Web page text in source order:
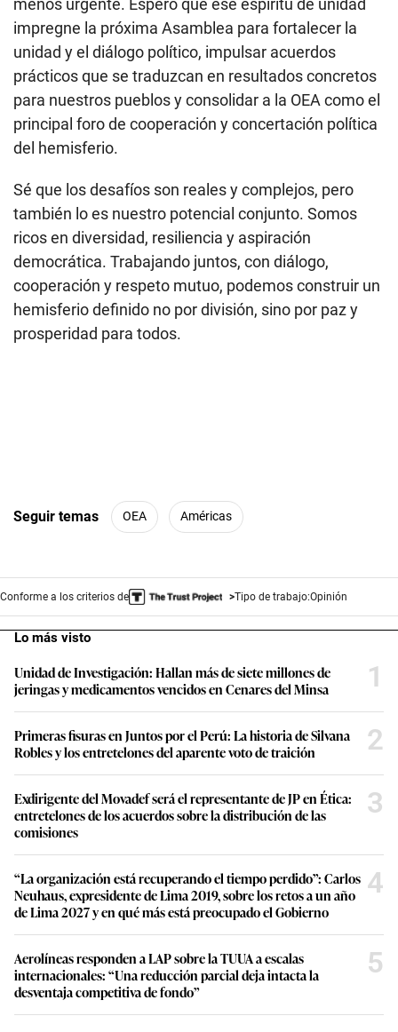
impregne la próxima Asamblea para fortalecer la
unidad y el diálogo político, impulsar acuerdos
prácticos que se traduzcan en resultados concretos
para nuestros pueblos y consolidar a la OEA como el
principal foro de cooperación y concertación política
del hemisferio.
Sé que los desafíos son reales y complejos, pero
también lo es nuestro potencial conjunto. Somos
ricos en diversidad, resiliencia y aspiración
democrática. Trabajando juntos, con diálogo,
cooperación y respeto mutuo, podemos construir un
hemisferio definido no por división, sino por paz y
prosperidad para todos.
Seguir temas OEA Américas
Conforme a los criterios de Tipo de trabajo:Opinión
Lo más visto
Unidad de Investigación: Hallan más de siete millones de
jeringas y medicamentos vencidos en Cenares del Minsa
1
Primeras fisuras en Juntos por el Perú: La historia de Silvana
Robles y los entretelones del aparente voto de traición
2
Exdirigente del Movadef será el representante de JP en Ética:
entretelones de los acuerdos sobre la distribución de las
comisiones
3
“La organización está recuperando el tiempo perdido”: Carlos
Neuhaus, expresidente de Lima 2019, sobre los retos a un año
de Lima 2027 y en qué más está preocupado el Gobierno
4
Aerolíneas responden a LAP sobre la TUUA a escalas
internacionales: “Una reducción parcial deja intacta la
desventaja competitiva de fondo”
5